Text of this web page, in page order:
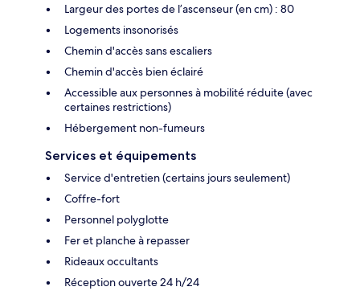
Largeur des portes de l’ascenseur (en cm) : 80
Logements insonorisés
Chemin d'accès sans escaliers
Chemin d'accès bien éclairé
Accessible aux personnes à mobilité réduite (avec
certaines restrictions)
Hébergement non-fumeurs
Services et équipements
Service d'entretien (certains jours seulement)
Coffre-fort
Personnel polyglotte
Fer et planche à repasser
Rideaux occultants
Réception ouverte 24 h/24